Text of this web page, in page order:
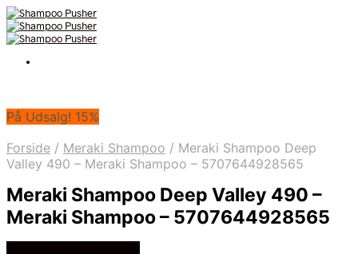
På Udsalg! 15%
Forside / Meraki Shampoo / Meraki Shampoo Deep
Valley 490 – Meraki Shampoo – 5707644928565
Meraki Shampoo Deep Valley 490 –
Meraki Shampoo – 5707644928565